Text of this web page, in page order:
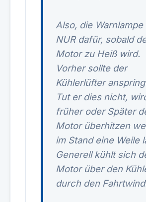
Also, die Warnlampe
NUR dafür, sobald
Motor zu Heiß wird.
Vorher sollte der
Kühlerlüfter
Tut er dies nicht,
früher oder Später
Motor überhitzen
im Stand eine Weile
Generell kühlt sich
Motor über den
durch den